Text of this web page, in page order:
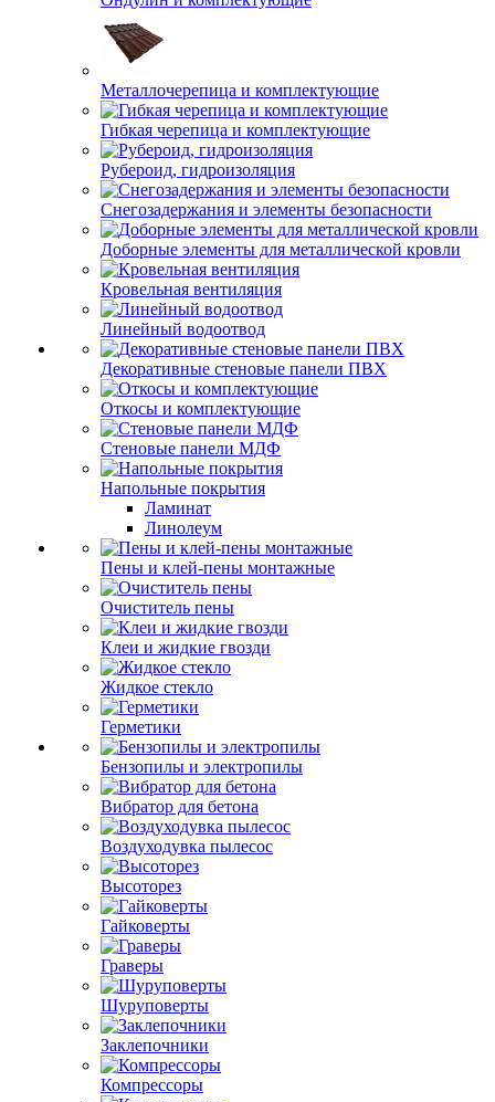
Металлочерепица и комплектующие
Гибкая черепица и комплектующие
Рубероид, гидроизоляция
Снегозадержания и элементы безопасности
Доборные элементы для металлической кровли
Кровельная вентиляция
Линейный водоотвод
Декоративные стеновые панели ПВХ
Откосы и комплектующие
Стеновые панели МДФ
Напольные покрытия
Ламинат
Линолеум
Пены и клей-пены монтажные
Очиститель пены
Клеи и жидкие гвозди
Жидкое стекло
Герметики
Бензопилы и электропилы
Вибратор для бетона
Воздуходувка пылесос
Высоторез
Гайковерты
Граверы
Шуруповерты
Заклепочники
Компрессоры